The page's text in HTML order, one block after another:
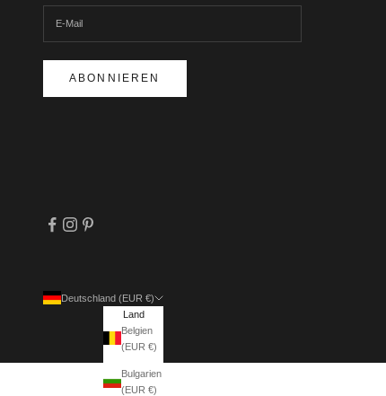
ABONNIEREN
Deutschland (EUR €)
Land
Belgien
(EUR €)
Bulgarien
(EUR €)